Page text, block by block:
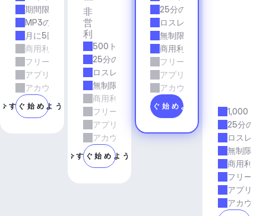
期間限定
MP3の品質
月に5回のダウンロード
商用利用
フリーランスとエージェンシーの仕事
アプリとサービス
アカウントマネージャーのサポート
今すぐ始めよう
非
営
利
500トラック/月
25分の所要時間
ロスレス品質
無制限のダウンロード
商用利用
フリーランスとエージェンシーの仕事
アプリとサービス
アカウントマネージャーのサポート
今すぐ始めよう
25分の所要時間
ロスレス品質
無制限のダウンロード
商用利用
フリーランスとエージェン
アプリとサービス
アカウントマネージャーの
今すぐ始めよう
1,000ト
25分の所
ロスレス
無制限の
商用利用
フリーラ
アプリと
アカウン